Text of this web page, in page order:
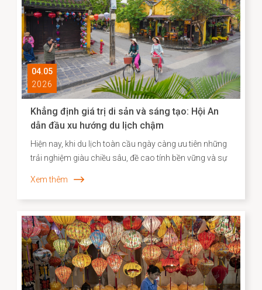
lịch sử giao thương năng động giữa hai dân tộc trên
những vùng biển tự do.
04.05
2026
Khẳng định giá trị di sản và sáng tạo: Hội An
dẫn đầu xu hướng du lịch chậm
Hiện nay, khi du lịch toàn cầu ngày càng ưu tiên những
trải nghiệm giàu chiều sâu, đề cao tính bền vững và sự
châu Á. Việc Hội An vươn lên vị trí dẫn đầu không chỉ
phản ánh sức hút đặc biệt của một đô thị di sản, mà
còn cho thấy hiệu quả của định hướng bảo tồn gắn liền
với phát huy giá trị văn hóa theo hướng sáng tạo và bền
vững.
Xem thêm